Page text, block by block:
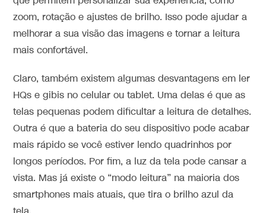
zoom, rotação e ajustes de brilho. Isso pode ajudar a
melhorar a sua visão das imagens e tornar a leitura
mais confortável.
Claro, também existem algumas desvantagens em ler
HQs e gibis no celular ou tablet. Uma delas é que as
telas pequenas podem dificultar a leitura de detalhes.
Outra é que a bateria do seu dispositivo pode acabar
mais rápido se você estiver lendo quadrinhos por
longos períodos. Por fim, a luz da tela pode cansar a
vista. Mas já existe o “modo leitura” na maioria dos
smartphones mais atuais, que tira o brilho azul da